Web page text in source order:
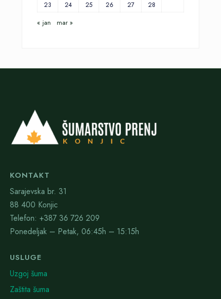
23
24 25 26 27 28
« jan mar »
KONTAKT
Sarajevska br. 31
88 400 Konjic
Telefon: +387 36 726 209
Ponedeljak – Petak, 06:45h – 15:15h
USLUGE
Uzgoj šuma
Zaštita šuma